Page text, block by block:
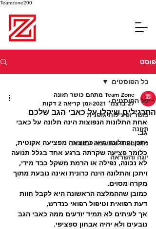
Teamzone200
פוסט
כל הפוסטים
כושר ופעילות גופנית
תזונה
מוטיבציה והגשמה עצמית
יוגה והשראה
כל הפוסטים
התרגילים שיקלו על כאבי הגב שלכם
Team Zone מתחם כושר תזונה
27 בדצמ׳ 2021
זמן קריאה 2 דקות
אחת התלונות הנפוצות הינה תלונה על כאבי
גב.
יתכן והתלונה היא כתוצאה מפציעה אקוטית,
כלומר פציעה שקרתה ברגע אחד בגלל תנועה
לא נכונה, נפילה או הרמת משקל כבד מידי,
ויתכן והתלונה הינה כרונית ואינה נובעת מתוך
מקרה מסוים.
כמובן שההמלצה הראשונה היא לקבל חוות
דעת רפואית וטיפול רפואי כנדרש,
אך לעיתים לא תמיד יודעים ממה כאבי הגב
נובעים ולא יהיה אבחון ספציפי.